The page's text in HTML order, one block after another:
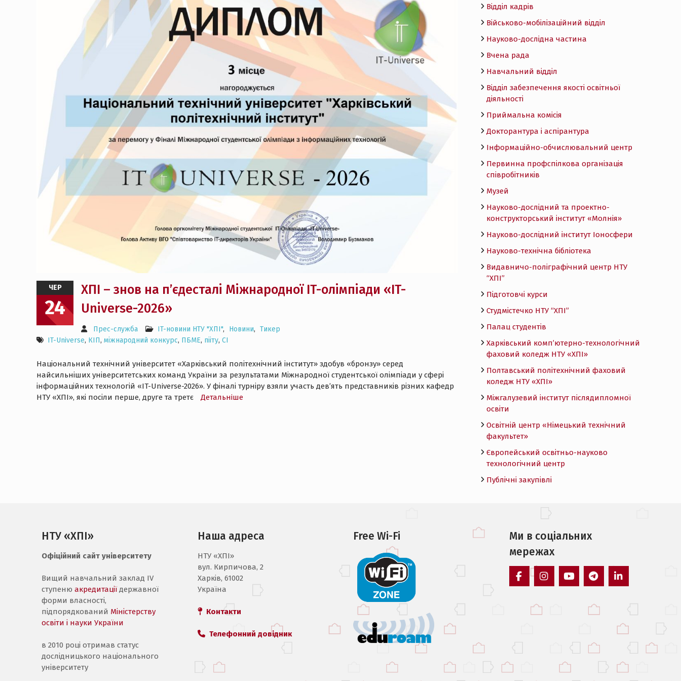
ЧЕР
24
ХПІ – знов на п’єдесталі Міжнародної IT-олімпіади «IT-
Universe-2026»
Прес-служба IT-новини НТУ "ХПІ", Новини, Тикер
IT-Universe, КІП, міжнародний конкурс, ПБМЕ, пііту, СІ
Національний технічний університет «Харківський політехнічний інститут» здобув «бронзу» серед
найсильніших університетських команд України за результатами Міжнародної студентської олімпіади у сфері
інформаційних технологій «IT-Universe-2026». У фіналі турніру взяли участь дев’ять представників різних кафедр
НТУ «ХПІ», які посіли перше, друге та третє
Детальнiше
Відділ кадрів
Військово-мобілізаційний відділ
Науково-дослідна частина
Вчена рада
Навчальний відділ
Відділ забезпечення якості освітньої
діяльності
Приймальна комісія
Докторантура і аспірантура
Інформаційно-обчислювальний центр
Первинна профспілкова організація
співробітників
Музей
Науково-дослідний та проектно-
конструкторський інститут «Молнія»
Науково-дослідний інститут Іоносфери
Науково-технічна бібліотека
Видавничо-поліграфічний центр НТУ
“ХПІ”
Підготовчі курси
Студмістечко НТУ “ХПІ”
Палац студентів
Харківський комп’ютерно-технологічний
фаховий коледж НТУ «ХПI»
Полтавський політехнічний фаховий
коледж НТУ «ХПI»
Міжгалузевий інститут післядипломної
освіти
Освітній центр «Німецький технічний
факультет»
Європейський освітньо-науково
технологічний центр
Публічні закупівлі
НТУ «ХПІ»
Офіційний сайт університету
Вищий навчальний заклад IV
ступеню акредитації державної
форми власності,
підпорядкований Міністерству
освіти і науки України
в 2010 році отримав статус
дослідницького національного
університету
Наша адреса
НТУ «ХПI»
вул. Кирпичова, 2
Харків, 61002
Україна
Контакти
Телефонний довідник
Free Wi-Fi
Ми в соцiальних
мережах